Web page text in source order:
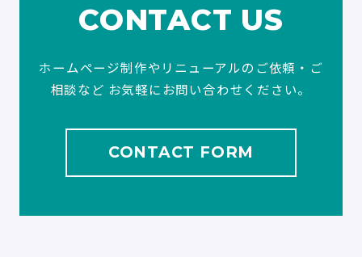
CONTACT US
ホームページ制作やリニューアルのご依頼・ご
相談など お気軽にお問い合わせください。
CONTACT FORM